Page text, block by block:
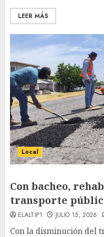
LEER MÁS
Local
Con bacheo,
transporte
ELALTIP1 JULIO 15, 2026
Con la disminución del